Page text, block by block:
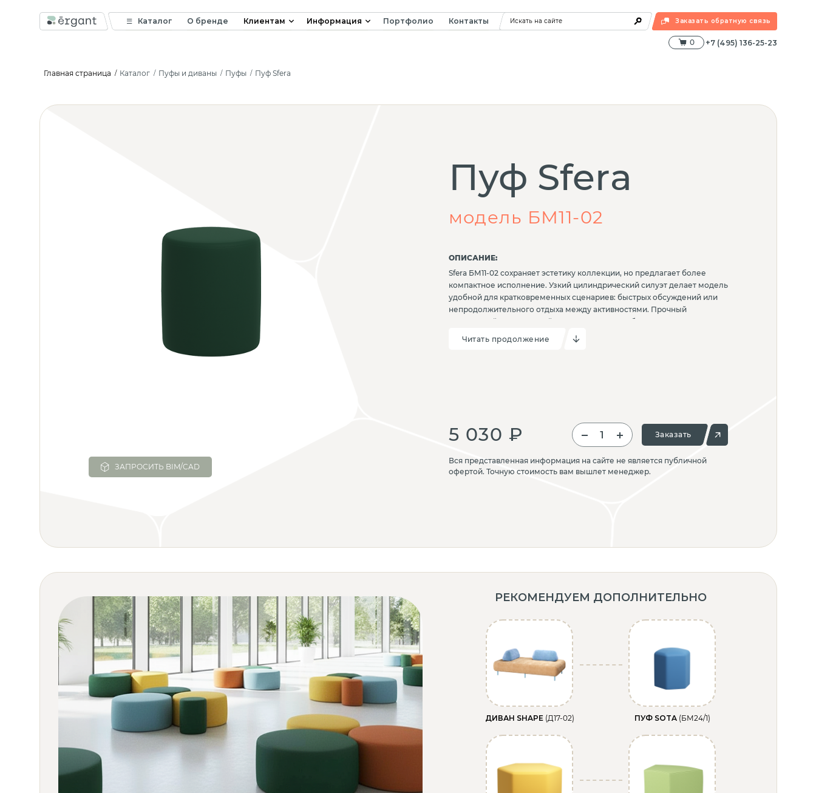
Каталог О бренде Клиентам Информация Портфолио Контакты Искать на сайте Заказать обратную связь
+7 (495) 136-25-23
0
Главная страница Каталог Пуфы и диваны Пуфы Пуф Sfera
ЗАПРОСИТЬ BIM/CAD
Пуф Sfera
модель БМ11-02
ОПИСАНИЕ:
Sfera БМ11-02 сохраняет эстетику коллекции, но предлагает более
компактное исполнение. Узкий цилиндрический силуэт делает модель
удобной для кратковременных сценариев: быстрых обсуждений или
непродолжительного отдыха между активностями. Прочный
деревянный каркас и слой пенополиуретана обеспечивают
стабильность и комфорт, а износостойкая обивка легко выдерживает
интенсивное использование в школьной среде.
Читать продолжение
5 030 ₽ Заказать
Вся представленная информация на сайте не является публичной
офертой. Точную стоимость вам вышлет менеджер.
РЕКОМЕНДУЕМ ДОПОЛНИТЕЛЬНО
ДИВАН SHAPE (Д17-02) ПУФ SOTA (БМ24/1)